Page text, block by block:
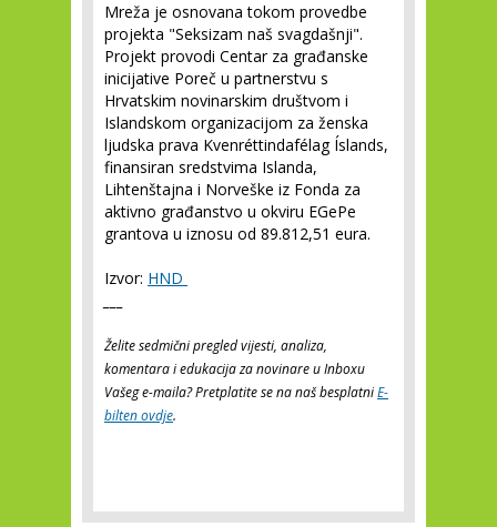
Mreža je osnovana tokom provedbe
projekta "Seksizam naš svagdašnji".
Projekt provodi Centar za građanske
inicijative Poreč u partnerstvu s
Hrvatskim novinarskim društvom i
Islandskom organizacijom za ženska
ljudska prava Kvenréttindafélag Íslands,
finansiran sredstvima Islanda,
Lihtenštajna i Norveške iz Fonda za
aktivno građanstvo u okviru EGePe
grantova u iznosu od 89.812,51 eura.
Izvor: HND
Želite sedmični pregled vijesti, analiza,
komentara i edukacija za novinare u Inboxu
Vašeg e-maila? Pretplatite se na naš besplatniE-
bilten ovdje.